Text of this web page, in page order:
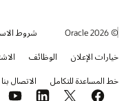
© 2026 Oracle شروط
خيارات الإعلان الوظائف
خط المساعدة للتكامل الاتصال بنا
Facebook
X
LinkedIn